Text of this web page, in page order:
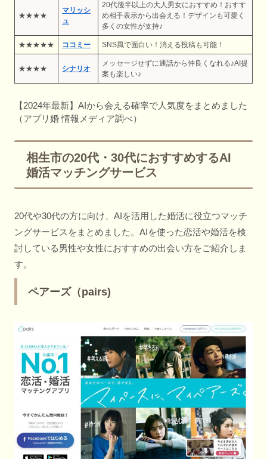
★★★★
マリッシ
ュ
20代後半以上の大人男女におすすめ！おすす
め相手表示から出会える！デザインも可愛く
多くの女性が支持♪
★★★★★ ココミー SNS風で面白い！消える投稿も可能！
★★★★ シナリオ
メッセージせずに通話から仲良くなれる♪AI提
案も楽しい♪
【2024年最新】AIから会える確率で人気度をまとめました
（アプリ婚 情報メディア調べ）
相生市の20代・30代におすすめするAI
婚活マッチングサービス
20代や30代の方に向け、AIを活用した婚活に役立つマッチ
ングサービスをまとめました。AIを使った恋活や婚活を検
討している男性や女性におすすめの出会い方をご紹介しま
す。
ペアーズ（pairs)